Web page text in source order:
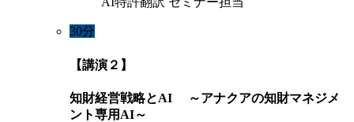
30分
【講演２】
知財経営戦略とAI ～アナクアの知財マネジメ
ント専用AI～